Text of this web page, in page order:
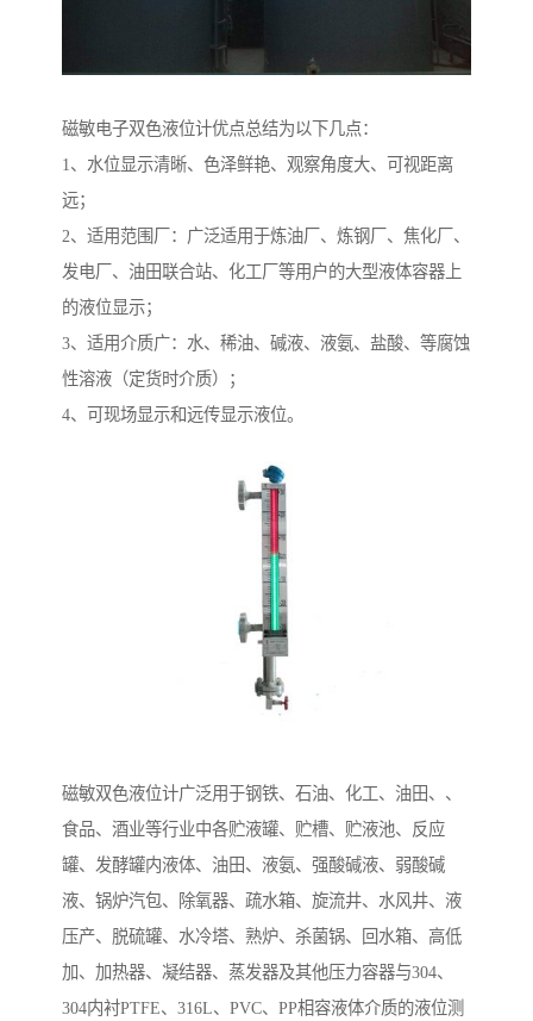
磁敏电子双色液位计优点总结为以下几点：
1、水位显示清晰、色泽鲜艳、观察角度大、可视距离
远；
2、适用范围厂：广泛适用于炼油厂、炼钢厂、焦化厂、
发电厂、油田联合站、化工厂等用户的大型液体容器上
的液位显示；
3、适用介质广：水、稀油、碱液、液氨、盐酸、等腐蚀
性溶液（定货时介质）；
4、可现场显示和远传显示液位。
磁敏双色液位计广泛用于钢铁、石油、化工、油田、、
食品、酒业等行业中各贮液罐、贮槽、贮液池、反应
罐、发酵罐内液体、油田、液氨、强酸碱液、弱酸碱
液、锅炉汽包、除氧器、疏水箱、旋流井、水风井、液
压产、脱硫罐、水冷塔、熟炉、杀菌锅、回水箱、高低
加、加热器、凝结器、蒸发器及其他压力容器与304、
304内衬PTFE、316L、PVC、PP相容液体介质的液位测